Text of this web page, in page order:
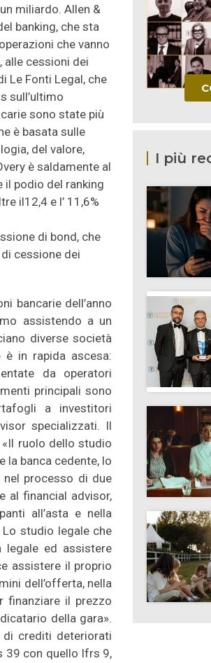
miliardo. Allen &
banking, che sta
che vanno
alle cessioni dei
Le Fonti Legal, che
sull’ultimo
sono state più
è basata sulle
del valore,
è saldamente al
il podio del ranking
il12,4 e l’ 11,6%
di bond, che
cessione dei
bancarie dell’anno
assistendo a un
diverse società
in rapida ascesa:
da operatori
principali sono
a investitori
specializzati. Il
ruolo dello studio
la banca cedente, lo
processo di due
al financial advisor,
all’asta e nella
studio legale che
legale ed assistere
assistere il proprio
dell’offerta, nella
finanziare il prezzo
della gara».
di crediti deteriorati
39 con quello Ifrs 9,
I più